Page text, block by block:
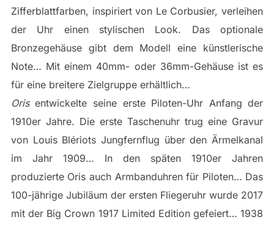
Zifferblattfarben, inspiriert von Le Corbusier, verleihen
der Uhr einen stylischen Look. Das optionale
Bronzegehäuse gibt dem Modell eine künstlerische
Note… Mit einem 40mm- oder 36mm-Gehäuse ist es
für eine breitere Zielgruppe erhältlich…
Orisentwickelte seine erste Piloten-Uhr Anfang der
1910er Jahre. Die erste Taschenuhr trug eine Gravur
von Louis Blériots Jungfernflug über den Ärmelkanal
im Jahr 1909… In den späten 1910er Jahren
produzierte Oris auch Armbanduhren für Piloten… Das
100-jährige Jubiläum der ersten Fliegeruhr wurde 2017
mit der Big Crown 1917 Limited Edition gefeiert… 1938